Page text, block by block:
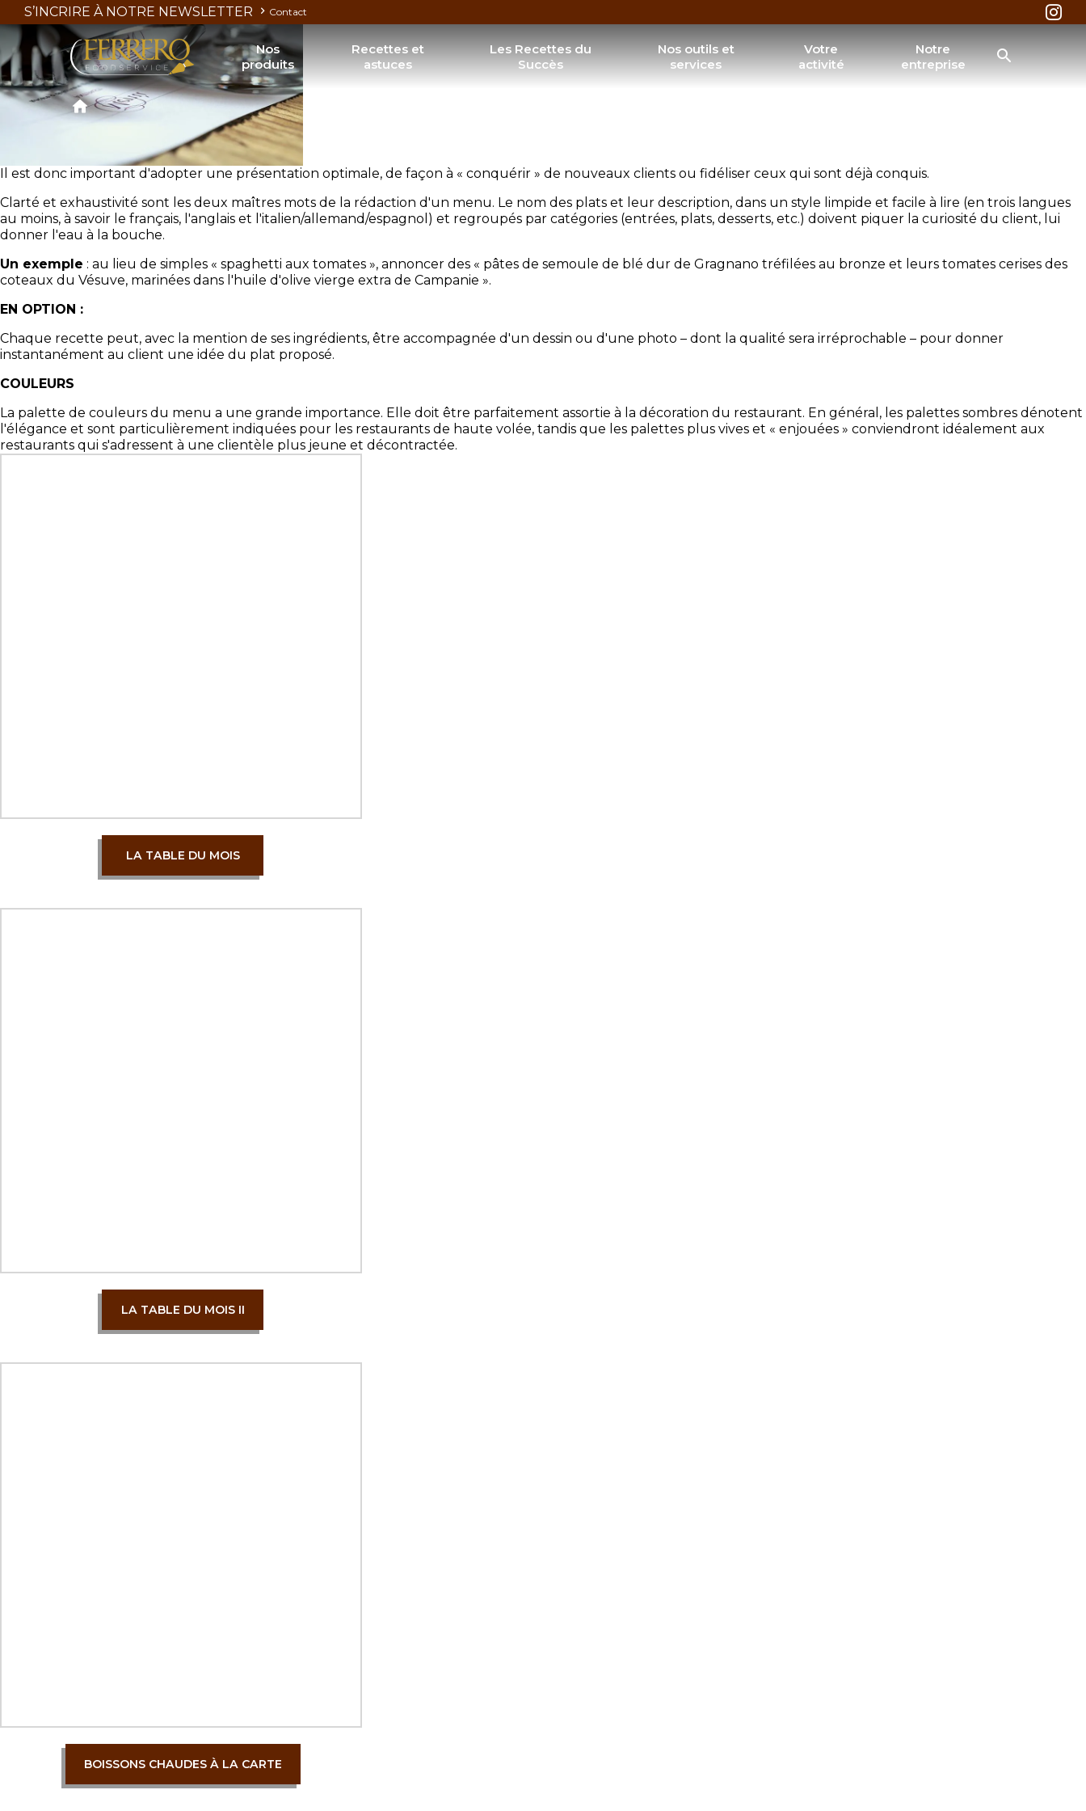
Skip
to
main
content
Nos
produits
Découvrir nos produits Nutella
Découvrir nos produits Kinder
Découvrir nos glaces
Conditions d'utilisation de la marque Nutella
Recettes et
astuces
Nos recettes
Nos livrets recettes de saison
Les Recettes du
Succès
Nos outils et
services
Distributeur manuel Nutella
Votre
activité
Notre
entreprise
S’INCRIRE À NOTRE NEWSLETTER Contact
LE MENU EST LA CARTE DE VISITE DU RESTAURANT. C'EST UNE FORME DE PRÉSENTATION QUI EN ILLUSTRE L'ESPRIT ET L'OFFRE CULINAIRE.
Il est donc important d'adopter une présentation optimale, de façon à « conquérir » de nouveaux clients ou fidéliser ceux qui sont déjà conquis.
Clarté et exhaustivité sont les deux maîtres mots de la rédaction d'un menu. Le nom des plats et leur description, dans un style limpide et facile à lire (en trois langues
au moins, à savoir le français, l'anglais et l'italien/allemand/espagnol) et regroupés par catégories (entrées, plats, desserts, etc.) doivent piquer la curiosité du client, lui
donner l'eau à la bouche.
Un exemple : au lieu de simples « spaghetti aux tomates », annoncer des « pâtes de semoule de blé dur de Gragnano tréfilées au bronze et leurs tomates cerises des
coteaux du Vésuve, marinées dans l'huile d'olive vierge extra de Campanie ».
EN OPTION :
Chaque recette peut, avec la mention de ses ingrédients, être accompagnée d'un dessin ou d'une photo – dont la qualité sera irréprochable – pour donner
instantanément au client une idée du plat proposé.
COULEURS
La palette de couleurs du menu a une grande importance. Elle doit être parfaitement assortie à la décoration du restaurant. En général, les palettes sombres dénotent
l'élégance et sont particulièrement indiquées pour les restaurants de haute volée, tandis que les palettes plus vives et « enjouées » conviendront idéalement aux
restaurants qui s'adressent à une clientèle plus jeune et décontractée.
LA TABLE DU MOIS
LA TABLE DU MOIS II
BOISSONS CHAUDES À LA CARTE